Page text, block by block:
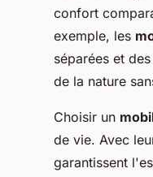
confort
exemple, les
séparées et
de la nature
Choisir un
de vie. Avec
garantissent